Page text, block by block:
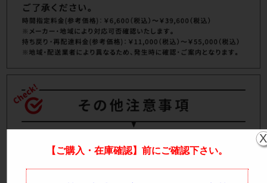
【ご購入・在庫確認】前にご確認下さい。
X